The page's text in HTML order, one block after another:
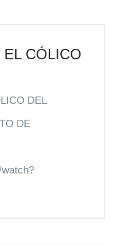
CÓLICO
DEL
DE